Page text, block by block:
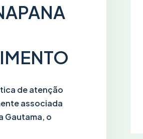
de atenção
associada
Gautama, o